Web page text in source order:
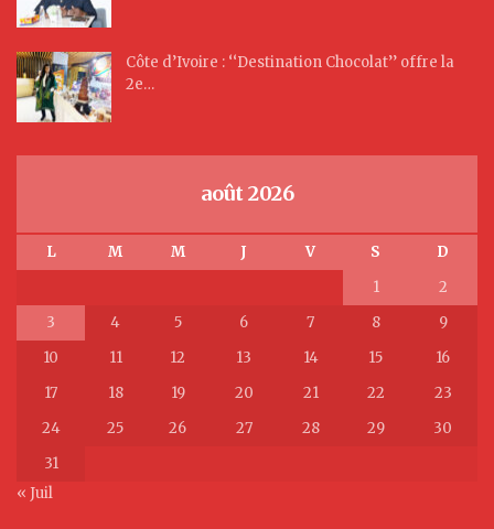
Côte d’Ivoire : ‘‘Destination Chocolat’’ offre la
2e…
août 2026
L M M J V S
D
1
2
3
4 5 6 7 8
9
10
11 12 13 14 15
16
17
18 19 20 21 22
23
24
25 26 27 28 29
30
31
« Juil